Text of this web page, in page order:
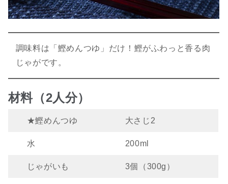
調味料は「鰹めんつゆ」だけ！鰹がふわっと香る肉
じゃがです。
材料（2人分）
★鰹めんつゆ 大さじ2
水 200ml
じゃがいも 3個（300g）